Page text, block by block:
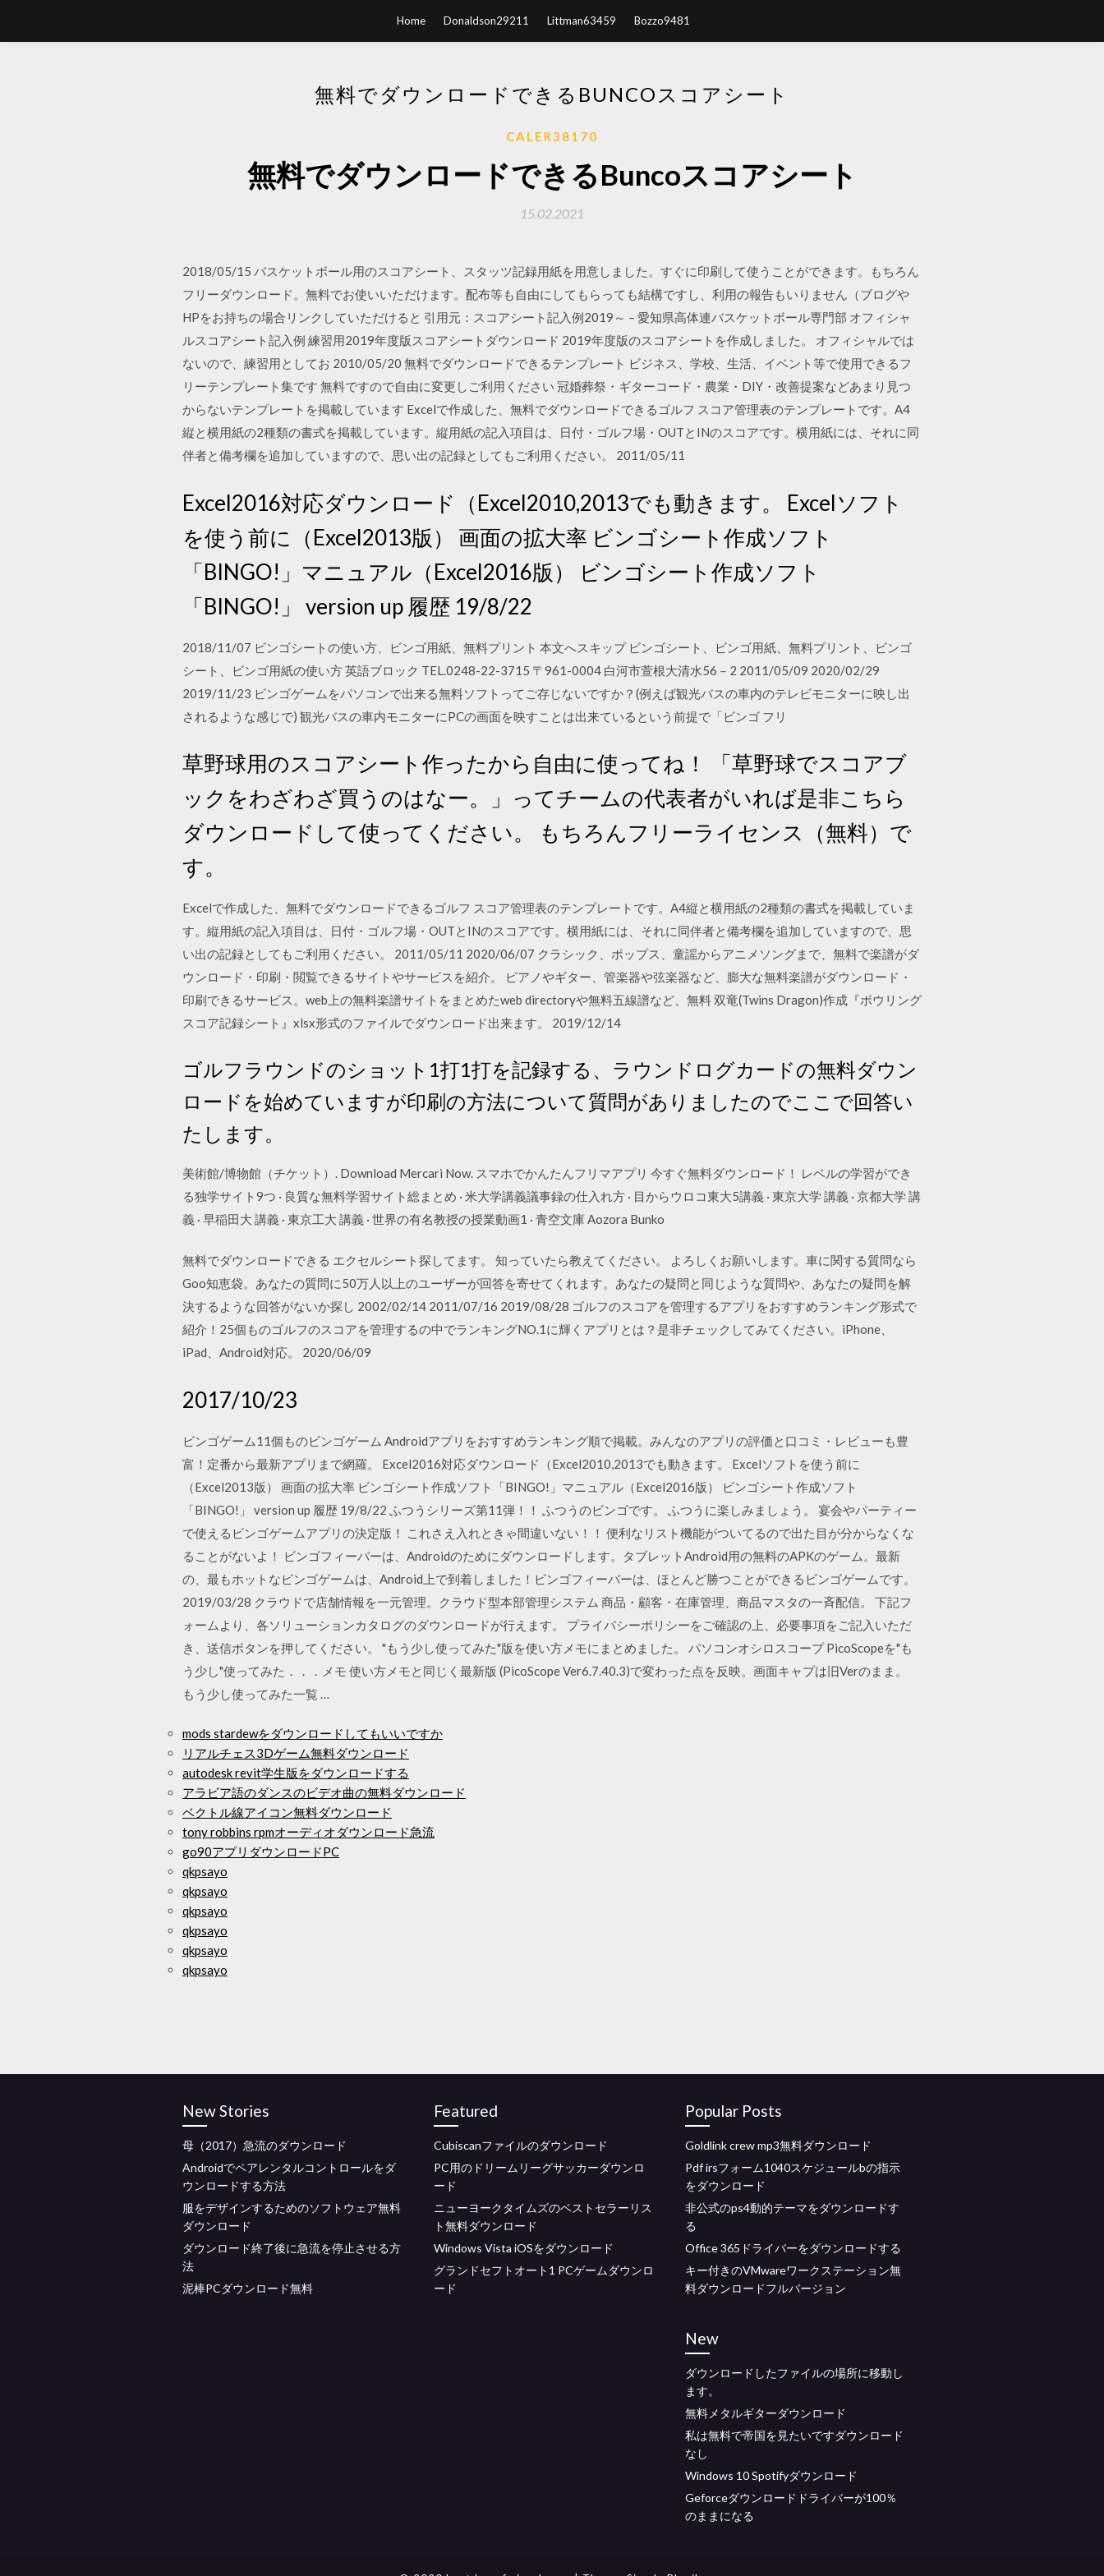
Home Donaldson29211 Littman63459 Bozzo9481
無料でダウンロードできるBUNCOスコアシート
CALER38170
無料でダウンロードできるBuncoスコアシート
15.02.2021
2018/05/15 バスケットボール用のスコアシート、スタッツ記録用紙を用意しました。すぐに印刷して使うことができます。もちろん
フリーダウンロード。無料でお使いいただけます。配布等も自由にしてもらっても結構ですし、利用の報告もいりません（ブログや
HPをお持ちの場合リンクしていただけると 引用元：スコアシート記入例2019～ – 愛知県高体連バスケットボール専門部 オフィシャ
ルスコアシート記入例 練習用2019年度版スコアシートダウンロード 2019年度版のスコアシートを作成しました。 オフィシャルでは
ないので、練習用としてお 2010/05/20 無料でダウンロードできるテンプレート ビジネス、学校、生活、イベント等で使用できるフ
リーテンプレート集です 無料ですので自由に変更しご利用ください 冠婚葬祭・ギターコード・農業・DIY・改善提案などあまり見つ
からないテンプレートを掲載しています Excelで作成した、無料でダウンロードできるゴルフ スコア管理表のテンプレートです。A4
縦と横用紙の2種類の書式を掲載しています。縦用紙の記入項目は、日付・ゴルフ場・OUTとINのスコアです。横用紙には、それに同
伴者と備考欄を追加していますので、思い出の記録としてもご利用ください。 2011/05/11
Excel2016対応ダウンロード（Excel2010,2013でも動きます。 Excelソフト
を使う前に（Excel2013版） 画面の拡大率 ビンゴシート作成ソフト
「BINGO!」マニュアル（Excel2016版） ビンゴシート作成ソフト
「BINGO!」 version up 履歴 19/8/22
2018/11/07 ビンゴシートの使い方、ビンゴ用紙、無料プリント 本文へスキップ ビンゴシート、ビンゴ用紙、無料プリント、ビンゴ
シート、ビンゴ用紙の使い方 英語ブロック TEL.0248-22-3715 〒961-0004 白河市萱根大清水56－2 2011/05/09 2020/02/29
2019/11/23 ビンゴゲームをパソコンで出来る無料ソフトってご存じないですか？(例えば観光バスの車内のテレビモニターに映し出
されるような感じで) 観光バスの車内モニターにPCの画面を映すことは出来ているという前提で「ビンゴ フリ
草野球用のスコアシート作ったから自由に使ってね！ 「草野球でスコアブ
ックをわざわざ買うのはなー。」ってチームの代表者がいれば是非こちら
ダウンロードして使ってください。 もちろんフリーライセンス（無料）で
す。
Excelで作成した、無料でダウンロードできるゴルフ スコア管理表のテンプレートです。A4縦と横用紙の2種類の書式を掲載していま
す。縦用紙の記入項目は、日付・ゴルフ場・OUTとINのスコアです。横用紙には、それに同伴者と備考欄を追加していますので、思
い出の記録としてもご利用ください。 2011/05/11 2020/06/07 クラシック、ポップス、童謡からアニメソングまで、無料で楽譜がダ
ウンロード・印刷・閲覧できるサイトやサービスを紹介。 ピアノやギター、管楽器や弦楽器など、膨大な無料楽譜がダウンロード・
印刷できるサービス。web上の無料楽譜サイトをまとめたweb directoryや無料五線譜など、無料 双竜(Twins Dragon)作成『ボウリング
スコア記録シート』xlsx形式のファイルでダウンロード出来ます。 2019/12/14
ゴルフラウンドのショット1打1打を記録する、ラウンドログカードの無料ダウン
ロードを始めていますが印刷の方法について質問がありましたのでここで回答い
たします。
美術館/博物館（チケット）. Download Mercari Now. スマホでかんたんフリマアプリ 今すぐ無料ダウンロード！ レベルの学習ができ
る独学サイト9つ · 良質な無料学習サイト総まとめ · 米大学講義議事録の仕入れ方 · 目からウロコ東大5講義 · 東京大学 講義 · 京都大学 講
義 · 早稲田大 講義 · 東京工大 講義 · 世界の有名教授の授業動画1 · 青空文庫 Aozora Bunko
無料でダウンロードできる エクセルシート探してます。 知っていたら教えてください。 よろしくお願いします。車に関する質問なら
Goo知恵袋。あなたの質問に50万人以上のユーザーが回答を寄せてくれます。あなたの疑問と同じような質問や、あなたの疑問を解
決するような回答がないか探し 2002/02/14 2011/07/16 2019/08/28 ゴルフのスコアを管理するアプリをおすすめランキング形式で
紹介！25個ものゴルフのスコアを管理するの中でランキングNO.1に輝くアプリとは？是非チェックしてみてください。iPhone、
iPad、Android対応。 2020/06/09
2017/10/23
ビンゴゲーム11個ものビンゴゲーム Androidアプリをおすすめランキング順で掲載。みんなのアプリの評価と口コミ・レビューも豊
富！定番から最新アプリまで網羅。 Excel2016対応ダウンロード（Excel2010,2013でも動きます。 Excelソフトを使う前に
（Excel2013版） 画面の拡大率 ビンゴシート作成ソフト「BINGO!」マニュアル（Excel2016版） ビンゴシート作成ソフト
「BINGO!」 version up 履歴 19/8/22 ふつうシリーズ第11弾！！ ふつうのビンゴです。 ふつうに楽しみましょう。 宴会やパーティー
で使えるビンゴゲームアプリの決定版！ これさえ入れときゃ間違いない！！ 便利なリスト機能がついてるので出た目が分からなくな
ることがないよ！ ビンゴフィーバーは、Androidのためにダウンロードします。タブレットAndroid用の無料のAPKのゲーム。最新
の、最もホットなビンゴゲームは、Android上で到着しました！ビンゴフィーバーは、ほとんど勝つことができるビンゴゲームです。
2019/03/28 クラウドで店舗情報を一元管理。クラウド型本部管理システム 商品・顧客・在庫管理、商品マスタの一斉配信。 下記フ
ォームより、各ソリューションカタログのダウンロードが行えます。 プライバシーポリシーをご確認の上、必要事項をご記入いただ
き、送信ボタンを押してください。 "もう少し使ってみた"版を使い方メモにまとめました。 パソコンオシロスコープ PicoScopeを"も
う少し"使ってみた．．．メモ 使い方メモと同じく最新版 (PicoScope Ver6.7.40.3)で変わった点を反映。画面キャプは旧Verのまま。
もう少し使ってみた一覧 …
mods stardewをダウンロードしてもいいですか
リアルチェス3Dゲーム無料ダウンロード
autodesk revit学生版をダウンロードする
アラビア語のダンスのビデオ曲の無料ダウンロード
ベクトル線アイコン無料ダウンロード
tony robbins rpmオーディオダウンロード急流
go90アプリダウンロードPC
qkpsayo
qkpsayo
qkpsayo
qkpsayo
qkpsayo
qkpsayo
New Stories
母（2017）急流のダウンロード
Androidでペアレンタルコントロールをダ
ウンロードする方法
服をデザインするためのソフトウェア無料
ダウンロード
ダウンロード終了後に急流を停止させる方
法
泥棒PCダウンロード無料
Featured
Cubiscanファイルのダウンロード
PC用のドリームリーグサッカーダウンロ
ード
ニューヨークタイムズのベストセラーリス
ト無料ダウンロード
Windows Vista iOSをダウンロード
グランドセフトオート1 PCゲームダウンロ
ード
Popular Posts
Goldlink crew mp3無料ダウンロード
Pdf irsフォーム1040スケジュールbの指示
をダウンロード
非公式のps4動的テーマをダウンロードす
る
Office 365ドライバーをダウンロードする
キー付きのVMwareワークステーション無
料ダウンロードフルバージョン
New
ダウンロードしたファイルの場所に移動し
ます。
無料メタルギターダウンロード
私は無料で帝国を見たいですダウンロード
なし
Windows 10 Spotifyダウンロード
Geforceダウンロードドライバーが100％
のままになる